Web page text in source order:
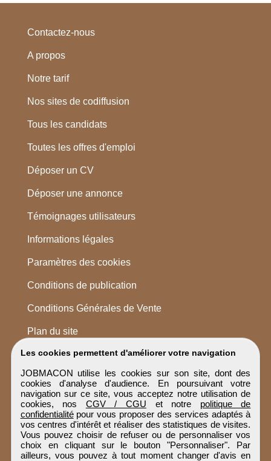
Les cookies permettent d'améliorer votre navigation
JOBMACON utilise les cookies sur son site, dont des
cookies d'analyse d'audience. En poursuivant votre
navigation sur ce site, vous acceptez notre utilisation de
cookies, nos CGV / CGU et notre politique de
confidentialitépour vous proposer des services adaptés à
vos centres d'intérêt et réaliser des statistiques de visites.
Vous pouvez choisir de refuser ou de personnaliser vos
choix en cliquant sur le bouton "Personnaliser". Par
ailleurs, vous pouvez à tout moment changer d'avis en
Contactez-nous
A propos
Notre tarif
Nos sites de codiffusion
Tous les candidats
Toutes les offres d'emploi
Déposer un CV
Déposer une annonce
Témoignages utilisateurs
Informations légales
Paramètres des cookies
Conditions de publication
Conditions Générales de Vente
Plan du site